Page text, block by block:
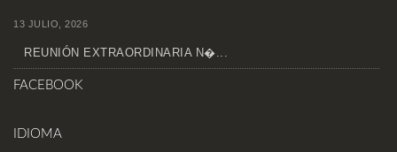
13 JULIO, 2026
REUNIÓN EXTRAORDINARIA N�...
FACEBOOK
IDIOMA